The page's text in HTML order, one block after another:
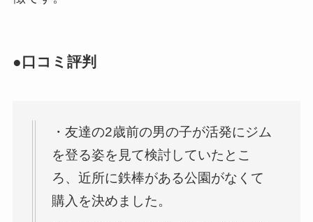
●口コミ評判
・友達の2歳前の男の子が活発にジム
を登る姿を見て検討していたとこ
ろ、近所に鉄棒がある公園がなくて
購入を決めました。